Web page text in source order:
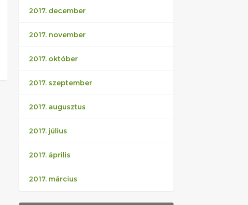
2017. december
2017. november
2017. október
2017. szeptember
2017. augusztus
2017. július
2017. április
2017. március